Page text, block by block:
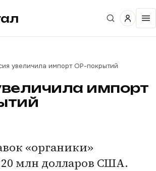
увеличила импорт ОР-покрытий
импорт
«органики»
млн долларов США.